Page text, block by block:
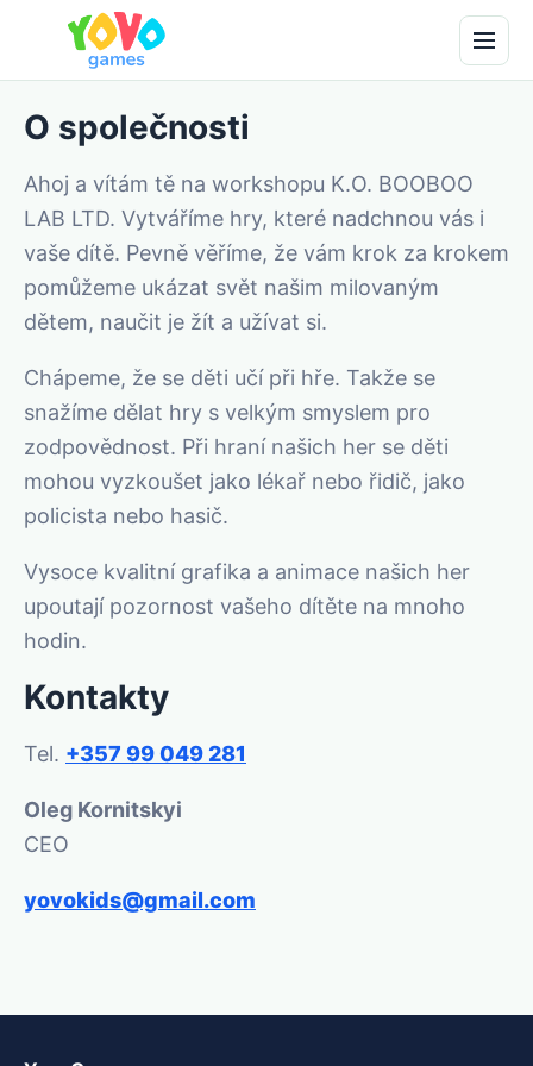
O společnosti
Ahoj a vítám tě na workshopu K.O. BOOBOO
LAB LTD. Vytváříme hry, které nadchnou vás i
vaše dítě. Pevně ​​věříme, že vám krok za krokem
pomůžeme ukázat svět našim milovaným
dětem, naučit je žít a užívat si.
Chápeme, že se děti učí při hře. Takže se
snažíme dělat hry s velkým smyslem pro
zodpovědnost. Při hraní našich her se děti
mohou vyzkoušet jako lékař nebo řidič, jako
policista nebo hasič.
Vysoce kvalitní grafika a animace našich her
upoutají pozornost vašeho dítěte na mnoho
hodin.
Kontakty
Tel. +357 99 049 281
Oleg Kornitskyi
CEO
yovokids@gmail.com